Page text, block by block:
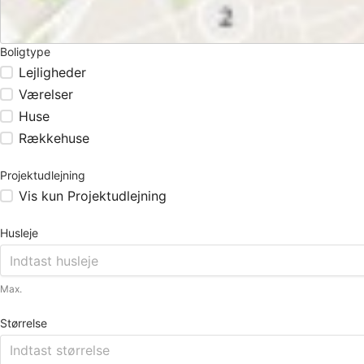
Boligtype
Lejligheder
Værelser
Huse
Rækkehuse
Projektudlejning
Vis kun Projektudlejning
Husleje
Max.
Størrelse